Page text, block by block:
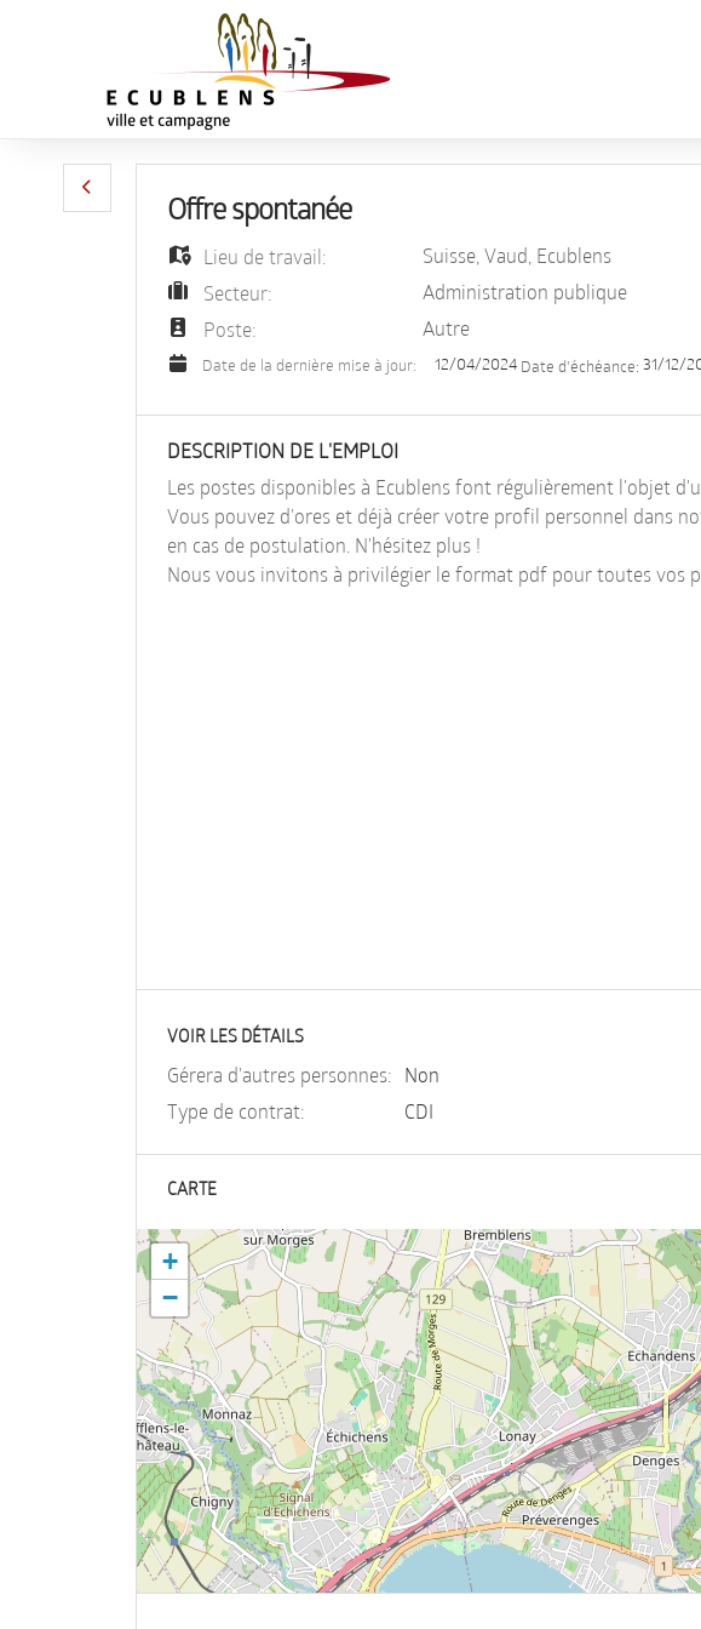
Offre spontanée
Lieu de travail: Suisse Vaud Ecublens
Secteur:
Administration publique
Poste:
Autre
Date de la dernière mise à jour: 12/04/2024 Date d'échéance: 31/12/
DESCRIPTION DE L'EMPLOI
Les postes disponibles à Ecublens font régulièrement l'objet
Vous pouvez d'ores et déjà créer votre profil personnel dans
en cas de postulation. N'hésitez plus !
Nous vous invitons à privilégier le format pdf pour toutes vos
VOIR LES DÉTAILS
Gérera d'autres personnes: Non
Type de contrat:
CDI
CARTE
+
−